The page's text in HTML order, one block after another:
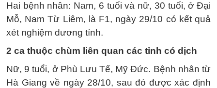
Hai bệnh nhân: Nam, 6 tuổi và nữ, 30 tuổi, ở Đại
Mỗ, Nam Từ Liêm, là F1, ngày 29/10 có kết quả
xét nghiệm dương tính.
2 ca thuộc chùm liên quan các tỉnh có dịch
Nữ, 9 tuổi, ở Phù Lưu Tế, Mỹ Đức. Bệnh nhân từ
Hà Giang về ngày 28/10, sau đó được xác định